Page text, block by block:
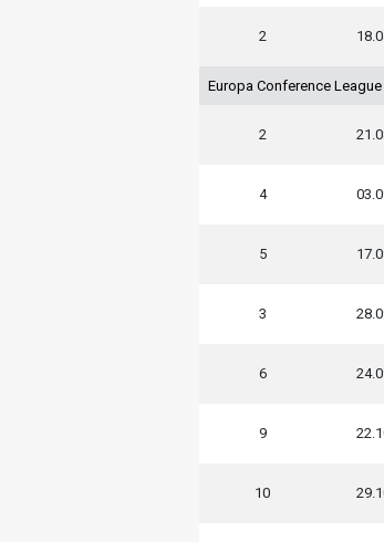
2
Europa Conference
2
4
5
3
6
9
10